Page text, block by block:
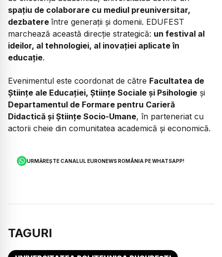
spațiu de colaborare cu mediul preuniversitar,
dezbatere între generații și domenii. EDUFEST
marchează această direcție strategică: un festival al
ideilor, al tehnologiei, al inovației aplicate în
educație.
Evenimentul este coordonat de către Facultatea de
Științe ale Educației, Științe Sociale și Psihologie și
Departamentul de Formare pentru Carieră
Didactică și Științe Socio-Umane, în parteneriat cu
actorii cheie din comunitatea academică și economică.
URMĂREȘTE CANALUL EURONEWS ROMÂNIA PE WHATSAPP!
TAGURI